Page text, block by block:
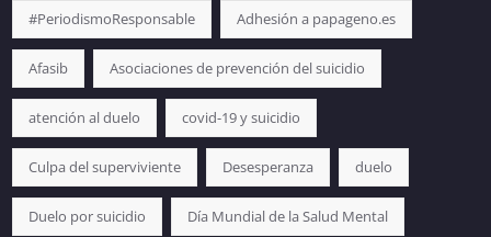
#PeriodismoResponsable Adhesión a papageno.es
Afasib Asociaciones de prevención del suicidio
atención al duelo covid-19 y suicidio
Culpa del superviviente Desesperanza duelo
Duelo por suicidio Día Mundial de la Salud Mental